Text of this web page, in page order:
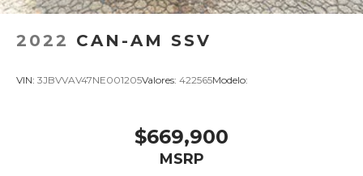
2022 CAN-AM SSV
VIN: 3JBVVAV47NE001205Valores: 422565Modelo:
$669,900
MSRP